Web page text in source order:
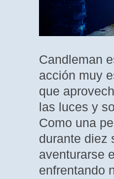
Candleman
acción muy
que
las luces y
Como una
durante diez
aventurarse
enfrentando